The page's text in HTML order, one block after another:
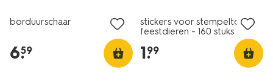
borduurschaar
6.
59
stickers voor stempeltool
feestdieren - 160 stuks
1.
99